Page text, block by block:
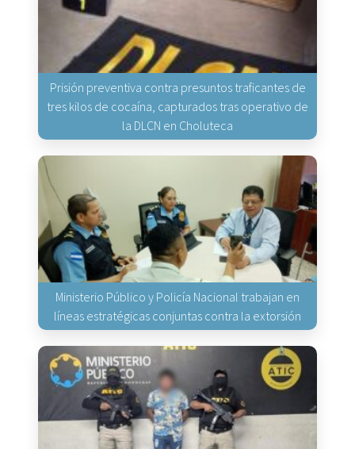
Prisión preventiva contra presuntos traficantes de
tres kilos de cocaína, capturados tras operativo de
la DLCN en Choluteca
Ministerio Público y Policía Nacional trabajan en
líneas estratégicas conjuntas contra la extorsión